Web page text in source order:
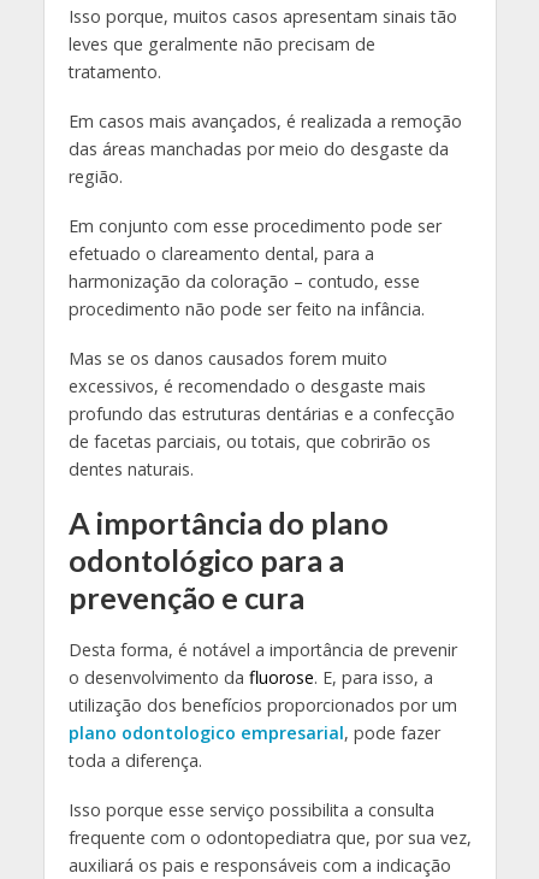
Isso porque, muitos casos apresentam sinais tão
leves que geralmente não precisam de
tratamento.
Em casos mais avançados, é realizada a remoção
das áreas manchadas por meio do desgaste da
região.
Em conjunto com esse procedimento pode ser
efetuado o clareamento dental, para a
harmonização da coloração – contudo, esse
procedimento não pode ser feito na infância.
Mas se os danos causados forem muito
excessivos, é recomendado o desgaste mais
profundo das estruturas dentárias e a confecção
de facetas parciais, ou totais, que cobrirão os
dentes naturais.
A importância do plano
odontológico para a
prevenção e cura
Desta forma, é notável a importância de prevenir
o desenvolvimento da fluorose. E, para isso, a
utilização dos benefícios proporcionados por um
plano odontologico empresarial, pode fazer
toda a diferença.
Isso porque esse serviço possibilita a consulta
frequente com o odontopediatra que, por sua vez,
auxiliará os pais e responsáveis com a indicação